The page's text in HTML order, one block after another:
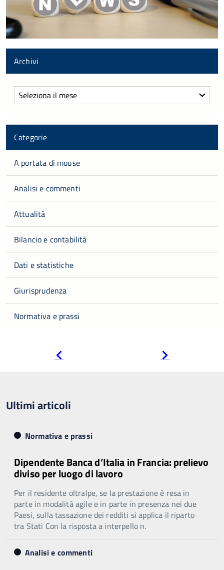
Archivi
Archivi
Categorie
A portata di mouse
Analisi e commenti
Attualità
Bilancio e contabilità
Dati e statistiche
Giurisprudenza
Normativa e prassi
Ultimi articoli
Normativa e prassi
Dipendente Banca d’Italia in Francia: prelievo
diviso per luogo di lavoro
Per il residente oltralpe, se la prestazione è resa in
parte in modalità agile e in parte in presenza nei due
Paesi, sulla tassazione dei redditi si applica il riparto
tra Stati Con la risposta a interpello n.
Analisi e commenti